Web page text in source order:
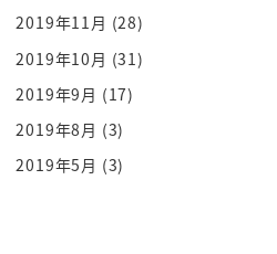
芯が支配していた朝鮮半島日
時は大帝国時代ですからその
植民地を取り合うというそう
だったんですよねそして中国
だから中国がしてる支配して
2019年11月 (28)
2019年10月 (31)
2019年9月 (17)
2019年8月 (3)
2019年5月 (3)